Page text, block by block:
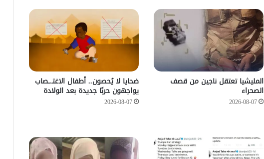
المليشيا تعتقل ناجين من قصف
الصحراء
2026-08-07
ضحايا لا يُحصون.. أطفال الاغتـ.ـصاب
يواجهون حربًا جديدة بعد الولادة
2026-08-07